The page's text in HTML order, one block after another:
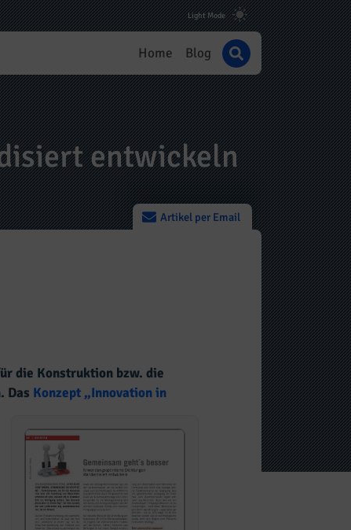
Home Blog
entwickeln
Artikel per Email
die Konstruktion bzw. die
Das Konzept „Innovation in